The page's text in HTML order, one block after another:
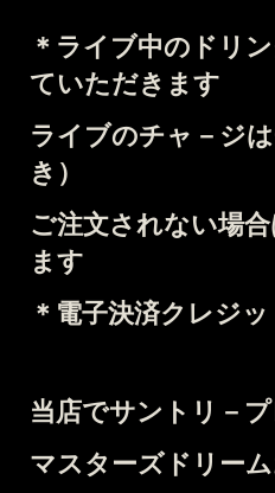
＊ ライブ中のドリ
ていただきます
ライブのチャ－ジ
き）
ご注文されない場
ます
＊電子決済クレジ
当店でサントリ－
マスターズドリー